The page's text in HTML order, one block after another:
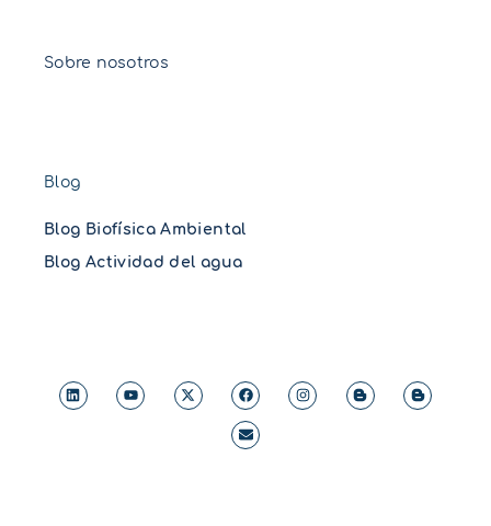
Sobre nosotros
Blog
Blog Biofísica Ambiental
Blog Actividad del agua